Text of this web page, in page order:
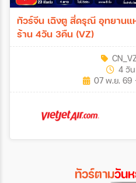
ทัวร์จีน เฉิงตู สี่ดรุณี อุทยานแ
ร้าน 4วัน 3คืน (VZ)
4 วั
07 พ.ย. 69
ทัวร์ตามวัน